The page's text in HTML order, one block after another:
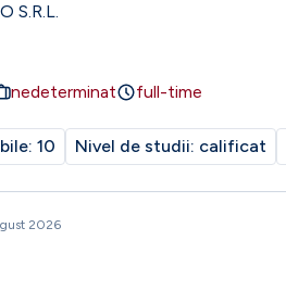
S.R.L.
nedeterminat full-time
10 Nivel de studii: calificat
2026